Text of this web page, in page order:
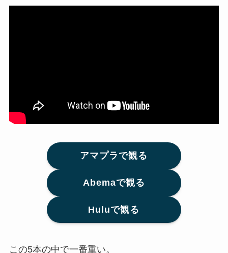
アマプラで観る
Abemaで観る
Huluで観る
この5本の中で一番重い。